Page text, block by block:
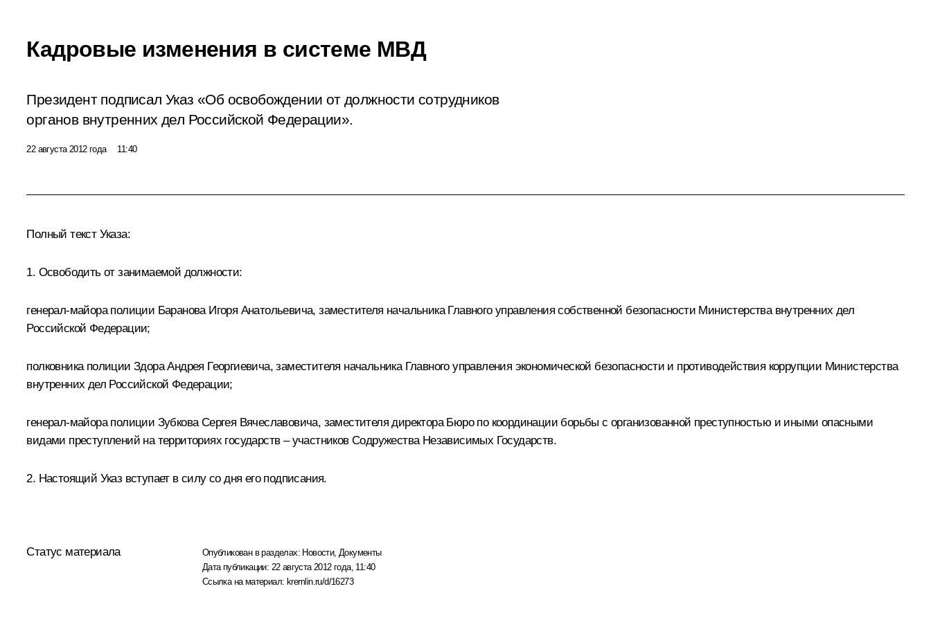
Кадровые изменения в системе МВД
Президент подписал Указ «Об освобождении от должности сотрудников
органов внутренних дел Российской Федерации».
22 августа 2012 года 11:40
Полный текст Указа:
1. Освободить от занимаемой должности:
генерал-майора полиции Баранова Игоря Анатольевича, заместителя начальника Главного управления собственной безопасности Министерства внутренних дел
Российской Федерации;
полковника полиции Здора Андрея Георгиевича, заместителя начальника Главного управления экономической безопасности и противодействия коррупции Министерства
внутренних дел Российской Федерации;
генерал-майора полиции Зубкова Сергея Вячеславовича, заместителя директора Бюро по координации борьбы с организованной преступностью и иными опасными
видами преступлений на территориях государств – участников Содружества Независимых Государств.
2. Настоящий Указ вступает в силу со дня его подписания.
Статус материала Опубликован в разделах: Новости, Документы
Дата публикации: 22 августа 2012 года, 11:40
Ссылка на материал: kremlin.ru/d/16273